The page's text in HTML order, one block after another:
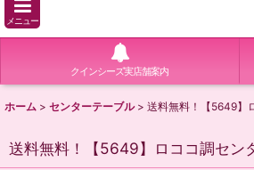
メニュー
クインシーズ実店舗案内
ホーム > センターテーブル > 送料無料！【5649】
送料無料！【5649】ロココ調セン